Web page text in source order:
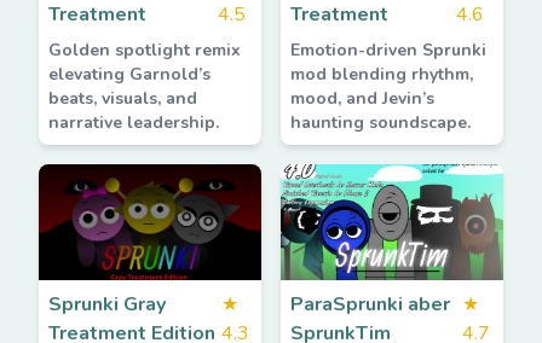
Treatment
4.5
Golden spotlight remix
elevating Garnold’s
beats, visuals, and
narrative leadership.
Treatment
4.6
Emotion-driven Sprunki
mod blending rhythm,
mood, and Jevin’s
haunting soundscape.
Sprunki Gray
Treatment Edition
★
4.3
ParaSprunki aber
SprunkTim
★
4.7